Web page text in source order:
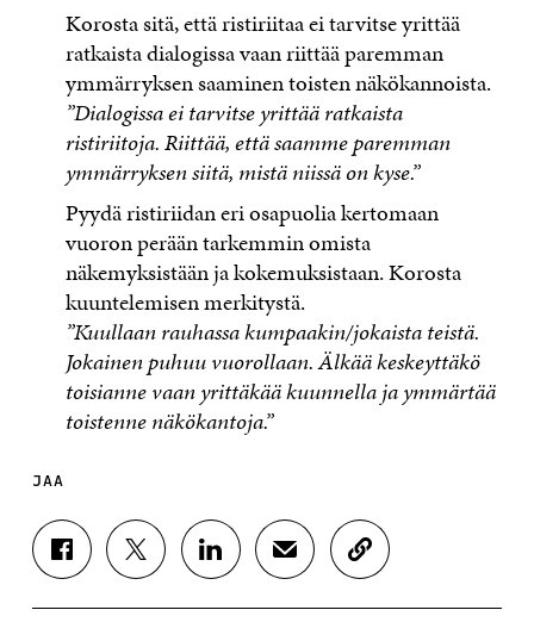
Korosta sitä, että ristiriitaa ei tarvitse yrittää
ratkaista dialogissa vaan riittää paremman
ymmärryksen saaminen toisten näkökannoista.
”Dialogissa ei tarvitse yrittää ratkaista
ristiriitoja. Riittää, että saamme paremman
ymmärryksen siitä, mistä niissä on kyse.”
Pyydä ristiriidan eri osapuolia kertomaan
vuoron perään tarkemmin omista
näkemyksistään ja kokemuksistaan. Korosta
kuuntelemisen merkitystä.
”Kuullaan rauhassa kumpaakin/jokaista teistä.
Jokainen puhuu vuorollaan. Älkää keskeyttäkö
toisianne vaan yrittäkää kuunnella ja ymmärtää
toistenne näkökantoja.”
JAA
J
A
J
A
J
A
J
A
K
O